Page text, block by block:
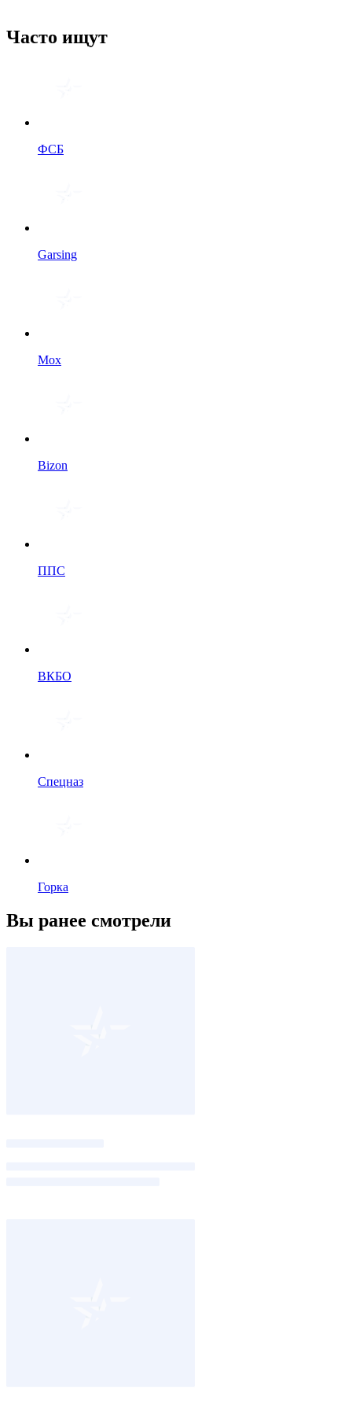
Часто ищут
ФСБ
Garsing
Мох
Bizon
ППС
ВКБО
Спецназ
Горка
Вы ранее смотрели